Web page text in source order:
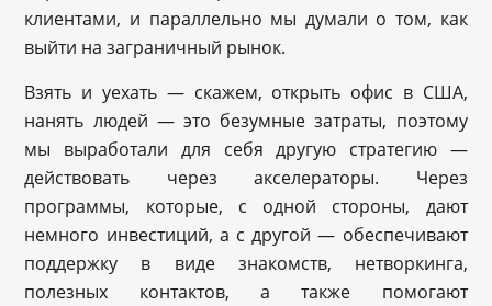
клиентами, и параллельно мы думали о том, как
выйти на заграничный рынок.
Взять и уехать — скажем, открыть офис в США,
нанять людей — это безумные затраты, поэтому
мы выработали для себя другую стратегию —
действовать через акселераторы. Через
программы, которые, с одной стороны, дают
немного инвестиций, а с другой — обеспечивают
поддержку в виде знакомств, нетворкинга,
полезных контактов, а также помогают